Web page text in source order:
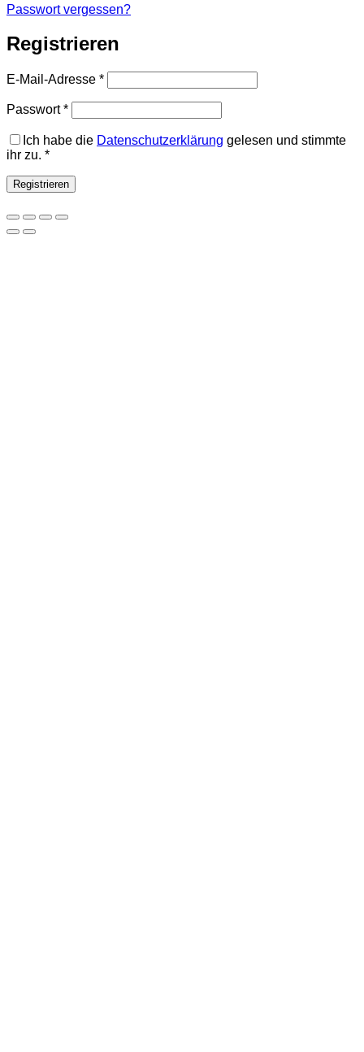
Passwort vergessen?
Registrieren
E-Mail-Adresse *Erforderlich
Passwort*Erforderlich
Ich habe die Datenschutzerklärung gelesen und stimmte
ihr zu. *
Registrieren